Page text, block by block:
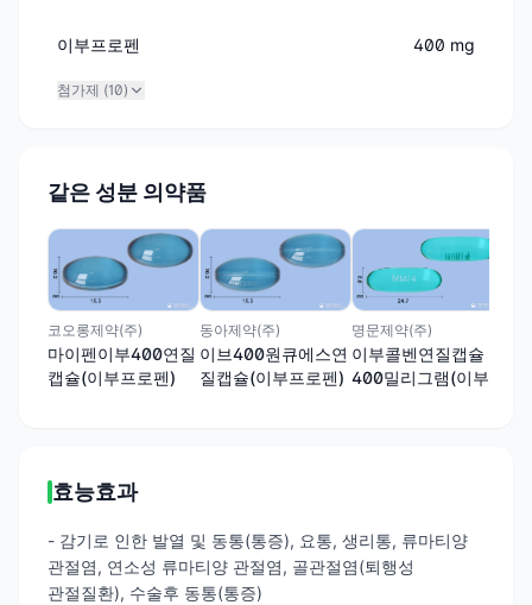
이부프로펜 400 mg
첨가제 (10)
같은 성분 의약품
코오롱제약(주)
마이펜이부400연질
캡슐(이부프로펜)
동아제약(주)
이브400원큐에스연
질캡슐(이부프로펜)
명문제약(주)
이부콜벤연질캡슐
400밀리그램(이부
효능효과
- 감기로 인한 발열 및 동통(통증), 요통, 생리통, 류마티양
관절염, 연소성 류마티양 관절염, 골관절염(퇴행성
관절질환), 수술후 동통(통증)